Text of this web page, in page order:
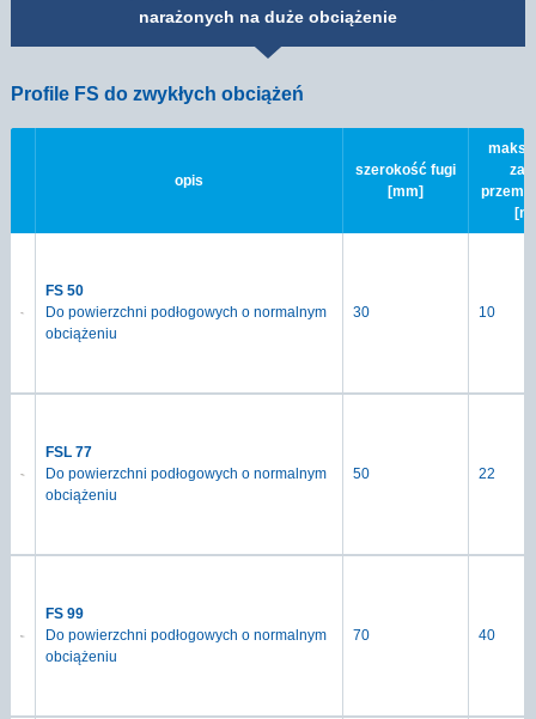
narażonych na duże obciążenie
Profile FS do zwykłych obciążeń
opis
szerokość fugi
[mm]
FS 50
Do powierzchni podłogowych o normalnym
obciążeniu
30 10
FSL 77
Do powierzchni podłogowych o normalnym
obciążeniu
50 22
FS 99
Do powierzchni podłogowych o normalnym
obciążeniu
70 40